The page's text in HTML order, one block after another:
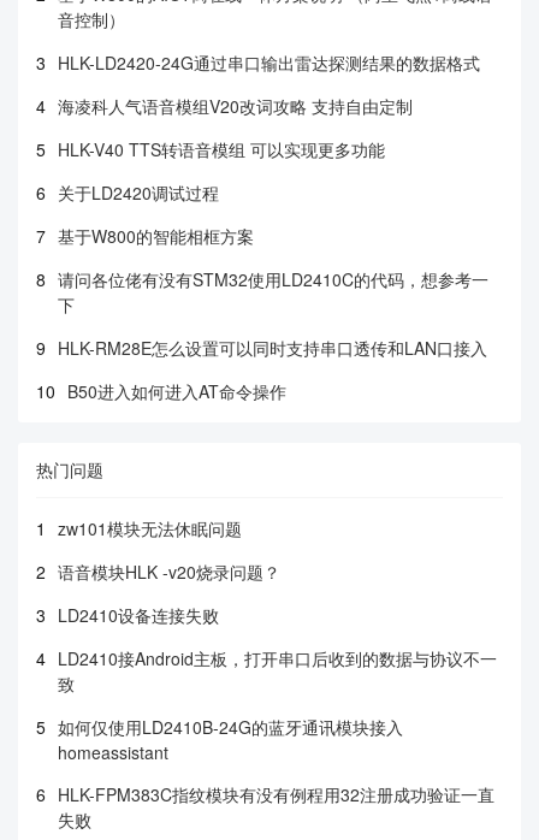
音控制）
3 HLK-LD2420-24G通过串口输出雷达探测结果的数据格式
4 海凌科人气语音模组V20改词攻略 支持自由定制
5 HLK-V40 TTS转语音模组 可以实现更多功能
6 关于LD2420调试过程
7 基于W800的智能相框方案
8 请问各位佬有没有STM32使用LD2410C的代码，想参考一
下
9 HLK-RM28E怎么设置可以同时支持串口透传和LAN口接入
10 B50进入如何进入AT命令操作
热门问题
1
zw101模块无法休眠问题
2 语音模块HLK -v20烧录问题？
3 LD2410设备连接失败
4 LD2410接Android主板，打开串口后收到的数据与协议不一
致
5 如何仅使用LD2410B-24G的蓝牙通讯模块接入
homeassistant
6 HLK-FPM383C指纹模块有没有例程用32注册成功验证一直
失败